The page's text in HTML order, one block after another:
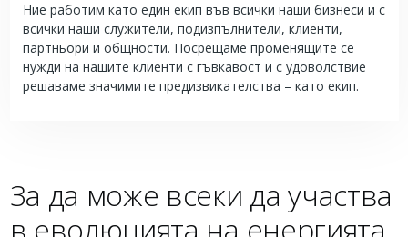
Ние работим като един екип във всички наши бизнеси и с
всички наши служители, подизпълнители, клиенти,
партньори и общности. Посрещаме променящите се
нужди на нашите клиенти с гъвкавост и с удоволствие
решаваме значимите предизвикателства – като екип.
За да може всеки да участва